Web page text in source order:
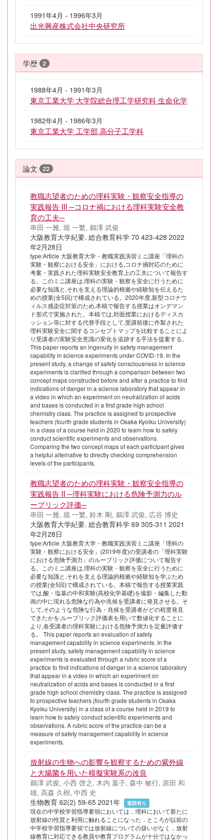
1991年4月 - 1996年3月
出光興産株式会社中央研究所
学歴 2
1988年4月 - 1991年3月
東京工業大学 大学院総合理工学研究科 生命化学
1982年4月 - 1986年3月
東京工業大学 工学部 高分子工学科
論文 22
教職志望者のための理科実験・観察安全指導の
実践報告 III ─コロナ禍における理科実験安全教
育の工夫─
串田 一雅, 堀 一繁, 鵜澤 武俊
大阪教育大学紀要. 総合教育科学 70 423-428 2022
年2月28日
type:Article 大阪教育大学・教職実践演習ミニ講座「理科の
実験・観察における安全」における,コロナ禍対応のために
考案・実践された理科実験安全教育上の工夫について報告す
る。このミニ講座は,理科の実験・観察を安全に行うために
必要な知識と,それを支える理論的根拠や経験知を伝えるた
めの授業(全5回)で構成されている。2020年度,新型コロナウ
ィルス感染症対策のため,本稿で報告する授業はオンデマン
ド形式で実施された。本稿では,対面授業におけるディスカ
ッション等に対する代替手段として,受講前後に作製された
理科実験安全に関するコンセプトマップを比較することによ
り受講者の実験安全意識の変化を追跡する手法を提案する。
This paper reports an ingenuity in safety management
capability in science experiments under COVID-19. In the
present study, a change of safety consciousness in science
experiments is clarified through a comparison between two
concept maps constructed before and after a practice to find
indications of danger in a science laboratory that appear in
a video in which an experiment on neutralization of acids
and bases is conducted in a first grade high school
chemistry class. The practice is assigned to prospective
teachers (fourth grade students in Osaka Kyoiku University)
in a class of a course held in 2020 to learn how to safely
conduct scientific experiments and observations.
Comparing the two concept maps of each participant gives
a helpful alternative to directly checking comprehension
levels of the participants.
教職志望者のための理科実験・観察安全指導の
実践報告 II ─理科実験における危険予測力のル
ーブリック評価─
串田 一雅, 堀 一繁, 鈴木 剛, 鵜澤 武俊, 広谷 博史
大阪教育大学紀要. 総合教育科学 69 305-311 2021
年2月28日
type:Article 大阪教育大学・教職実践演習ミニ講座「理科の
実験・観察における安全」(2019年度)の受講者の「理科実験
における危険予測力」のルーブリック評価について報告す
る。このミニ講座は,理科の実験・観察を安全に行うために
必要な知識と,それを支える理論的根拠や経験知を学ぶため
の授業(全5回)で構成されている。本稿で報告する授業実践
では,酸・塩基の中和実験(高校化学基礎)を撮影・編集した動
画の中に現れる危険な行為や兆候を受講者に発見させる。そ
して,そのような危険な行為・兆候を受講者がどの程度発見
できたかを,ルーブリック評価表を用いて数値化することに
より,各受講者の理科実験における危険予測力を定量評価す
る。 This paper reports an evaluation of safety
management capability in science experiments. In the
present study, safety management capability in science
experiments is evaluated through a rubric score of a
practice to find indications of danger in a science laboratory
that appear in a video in which an experiment on
neutralization of acids and bases is conducted in a first
grade high school chemistry class. The practice is assigned
to prospective teachers (fourth grade students in Osaka
Kyoiku University) in a class of a course held in 2019 to
learn how to safely conduct scientific experiments and
observations. A rubric score of the practice can be a
measure of safety management capability in science
experiments.
放射線の生物への影響を観察するための紫外線
と大腸菌を用いた模擬実験系の改良
鵜澤 武俊, 小西 啓之, 木内 葉子, 森中 敏行, 原田 和
雄, 高森 久樹, 中西 史
生物教育 62(2) 59-65 2021年
査読有り
現在の中学校学習指導要領においては，理科において新たに
放射線の性質と利用に触れることになった．ところが以前の
中学校学習指導要領では放射線についての扱いがなく，放射
線教育に対応できる教員や教育プログラムが十分ではなかっ